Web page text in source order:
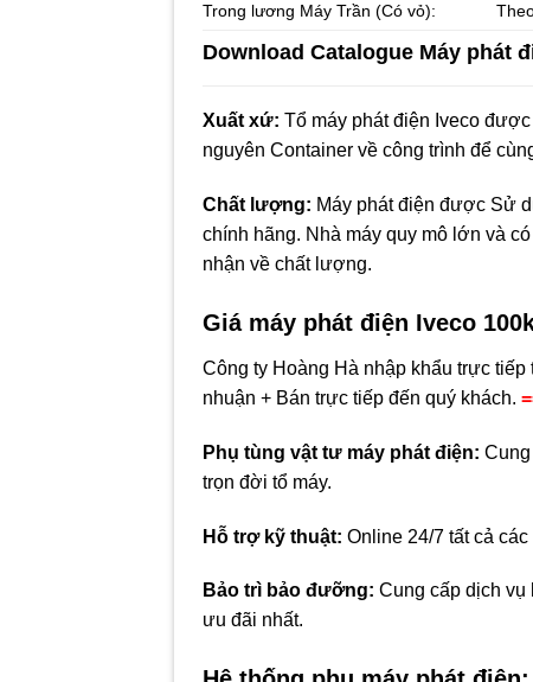
Trong lương Máy Trần (Có vỏ):
Download Catalogue Máy phát
Xuất xứ: Tổ máy phát điện Iveco
nguyên Container về công trình để
Chất lượng: Máy phát điện được Sử
chính hãng. Nhà máy quy mô lớn và
nhận về chất lượng.
Giá máy phát điện Iveco 100
Công ty Hoàng Hà nhập khẩu trực
nhuận + Bán trực tiếp đến quý khách.
Phụ tùng vật tư máy phát điện:
trọn đời tổ máy.
Hỗ trợ kỹ thuật: Online 24/7 tất cả
Bảo trì bảo đưỡng: Cung cấp dịch
ưu đãi nhất.